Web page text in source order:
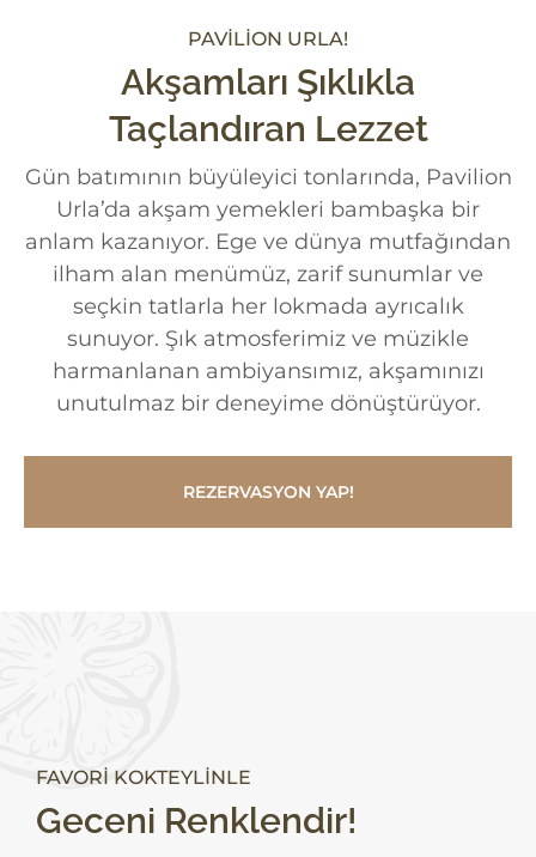
PAVILION URLA!
Akşamları Şıklıkla
Taçlandıran Lezzet
Gün batımının büyüleyici tonlarında, Pavilion
Urla’da akşam yemekleri bambaşka bir
anlam kazanıyor. Ege ve dünya mutfağından
ilham alan menümüz, zarif sunumlar ve
seçkin tatlarla her lokmada ayrıcalık
sunuyor. Şık atmosferimiz ve müzikle
harmanlanan ambiyansımız, akşamınızı
unutulmaz bir deneyime dönüştürüyor.
REZERVASYON YAP!
FAVORI KOKTEYLINLE
Geceni Renklendir!